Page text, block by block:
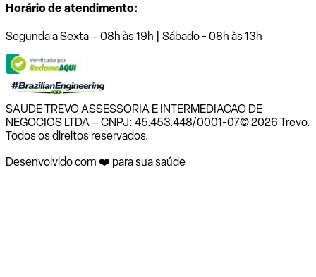
Horário de atendimento:
Segunda a Sexta – 08h às 19h | Sábado - 08h às 13h
SAUDE TREVO ASSESSORIA E INTERMEDIACAO DE
NEGOCIOS LTDA – CNPJ: 45.453.448/0001-07© 2026 Trevo.
Todos os direitos reservados.
Desenvolvido com ❤️ para sua saúde